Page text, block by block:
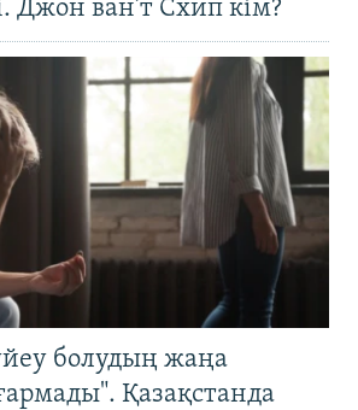
Джон ван’т Схип кім?
болудың жаңа
Қазақстанда